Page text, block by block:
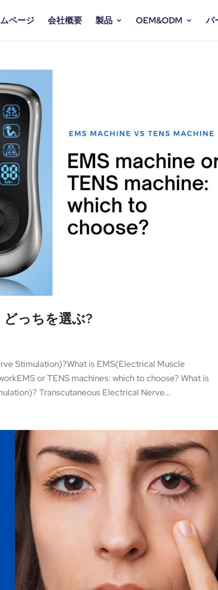
ページ 会社概要 製品 OEM&ODM パ
っちを選ぶ?
Stimulation)?What is EMS(Electrical Muscle
or TENS machines: which to choose? What is
Transcutaneous Electrical Nerve...